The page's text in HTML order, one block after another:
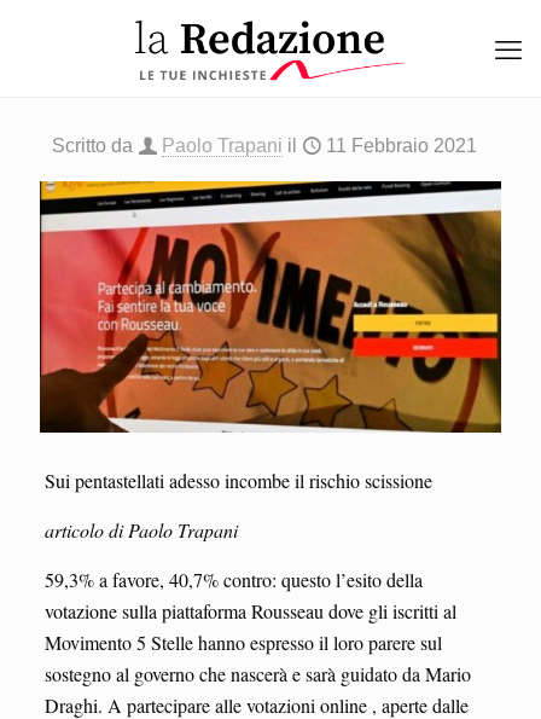
Scritto da Paolo Trapani il 11 Febbraio 2021
Sui pentastellati adesso incombe il rischio scissione
articolo di Paolo Trapani
59,3% a favore, 40,7% contro: questo l’esito della
votazione sulla piattaforma Rousseau dove gli iscritti al
Movimento 5 Stelle hanno espresso il loro parere sul
sostegno al governo che nascerà e sarà guidato da Mario
Draghi. A partecipare alle votazioni online , aperte dalle